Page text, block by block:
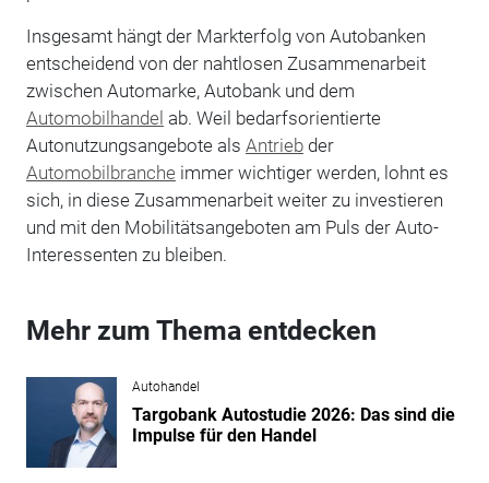
Insgesamt hängt der Markterfolg von Autobanken
entscheidend von der nahtlosen Zusammenarbeit
zwischen Automarke, Autobank und dem
Automobilhandel ab. Weil bedarfsorientierte
Autonutzungsangebote als Antriebder
Automobilbranche immer wichtiger werden, lohnt es
sich, in diese Zusammenarbeit weiter zu investieren
und mit den Mobilitätsangeboten am Puls der Auto-
Interessenten zu bleiben.
Mehr zum Thema entdecken
Autohandel
Targobank Autostudie 2026: Das sind die
Impulse für den Handel